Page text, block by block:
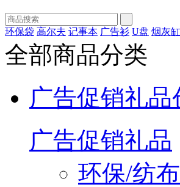
环保袋 高尔夫 记事本 广告衫 U盘 烟灰缸
全部商品分类
广告促销礼品
广告促销礼品
环保/纺